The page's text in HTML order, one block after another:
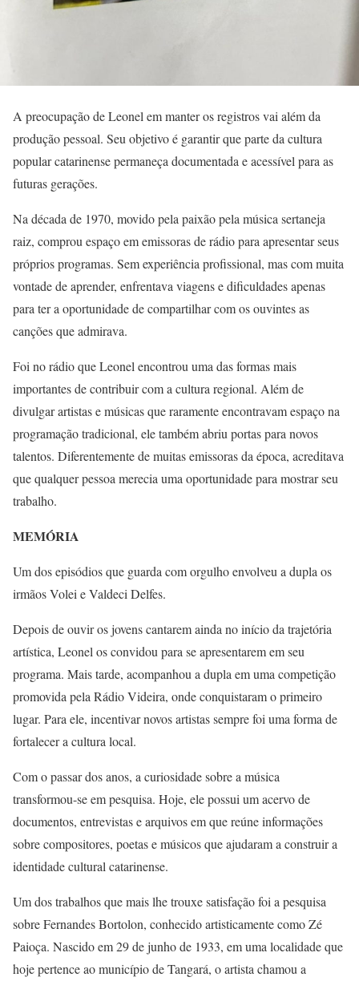
A preocupação de Leonel em manter os registros vai além da
produção pessoal. Seu objetivo é garantir que parte da cultura
popular catarinense permaneça documentada e acessível para as
futuras gerações.
Na década de 1970, movido pela paixão pela música sertaneja
raiz, comprou espaço em emissoras de rádio para apresentar seus
próprios programas. Sem experiência profissional, mas com muita
vontade de aprender, enfrentava viagens e dificuldades apenas
para ter a oportunidade de compartilhar com os ouvintes as
canções que admirava.
Foi no rádio que Leonel encontrou uma das formas mais
importantes de contribuir com a cultura regional. Além de
divulgar artistas e músicas que raramente encontravam espaço na
programação tradicional, ele também abriu portas para novos
talentos. Diferentemente de muitas emissoras da época, acreditava
que qualquer pessoa merecia uma oportunidade para mostrar seu
trabalho.
MEMÓRIA
Um dos episódios que guarda com orgulho envolveu a dupla os
irmãos Volei e Valdeci Delfes.
Depois de ouvir os jovens cantarem ainda no início da trajetória
artística, Leonel os convidou para se apresentarem em seu
programa. Mais tarde, acompanhou a dupla em uma competição
promovida pela Rádio Videira, onde conquistaram o primeiro
lugar. Para ele, incentivar novos artistas sempre foi uma forma de
fortalecer a cultura local.
Com o passar dos anos, a curiosidade sobre a música
transformou-se em pesquisa. Hoje, ele possui um acervo de
documentos, entrevistas e arquivos em que reúne informações
sobre compositores, poetas e músicos que ajudaram a construir a
identidade cultural catarinense.
Um dos trabalhos que mais lhe trouxe satisfação foi a pesquisa
sobre Fernandes Bortolon, conhecido artisticamente como Zé
Paioça. Nascido em 29 de junho de 1933, em uma localidade que
hoje pertence ao município de Tangará, o artista chamou a